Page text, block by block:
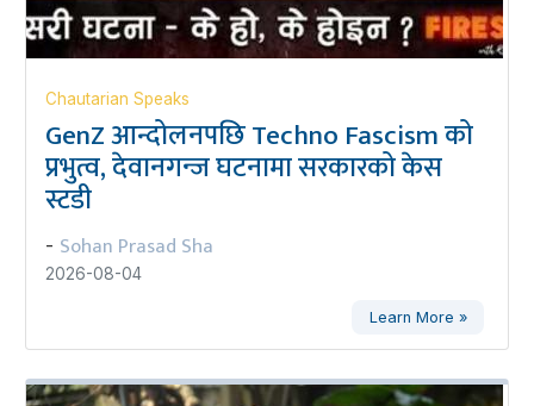
Chautarian Speaks
GenZ आन्दोलनपछि Techno Fascism को
प्रभुत्व, देवानगन्ज घटनामा सरकारको केस
स्टडी
- Sohan Prasad Sha
2026-08-04
Learn More »